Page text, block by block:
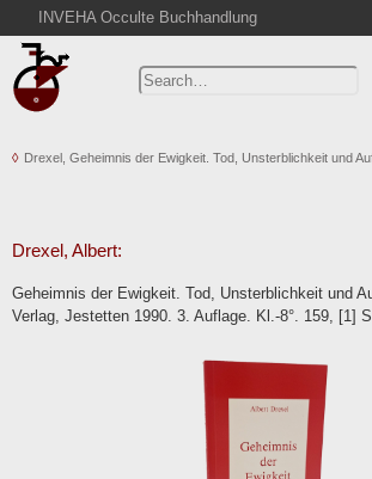
INVEHA Occulte Buchhandlung
Home
Advanced Search
Cart
Contact
Drexel, Geheimnis der Ewigkeit. Tod, Unsterblichkeit und
Drexel, Albert:
Geheimnis der Ewigkeit. Tod, Unsterblichkeit und
Verlag, Jestetten 1990. 3. Auflage. Kl.-8°. 159, [1]